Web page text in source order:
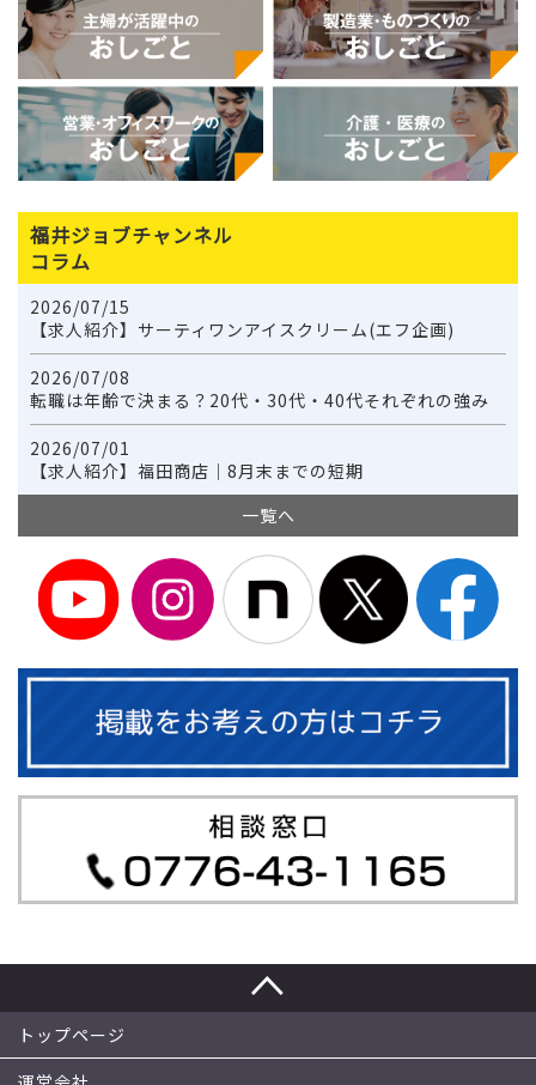
福井ジョブチャンネル
コラム
2026/07/15
【求人紹介】サーティワンアイスクリーム(エフ企画)
2026/07/08
転職は年齢で決まる？20代・30代・40代それぞれの強み
2026/07/01
【求人紹介】福田商店｜8月末までの短期
一覧へ
トップページ